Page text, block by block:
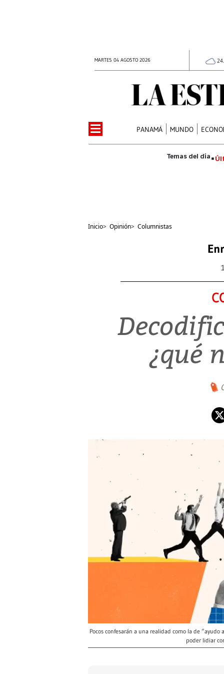
MARTES 04 AGOSTO 2026
PANAMÁ MUNDO
Inicio> Opinión> Columnistas
¿qué
Pocos confesarán a una realidad como la de
poder lidiar